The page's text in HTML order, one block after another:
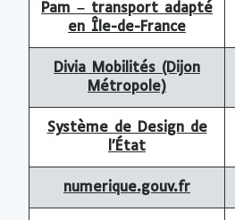
Pam – transport adapté
en Île-de-France
Divia Mobilités (Dijon
Métropole)
Système de Design de
l’État
numerique.gouv.fr